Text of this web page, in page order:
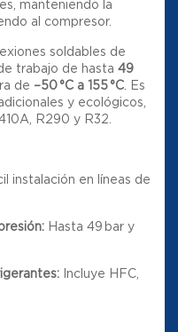
manteniendo la
al compresor.
soldables de
trabajo de hasta 49
de –50 °C a 155 °C . Es
y ecológicos,
R290 y R32.
instalación en líneas de
Hasta 49 bar y
Incluye HFC,